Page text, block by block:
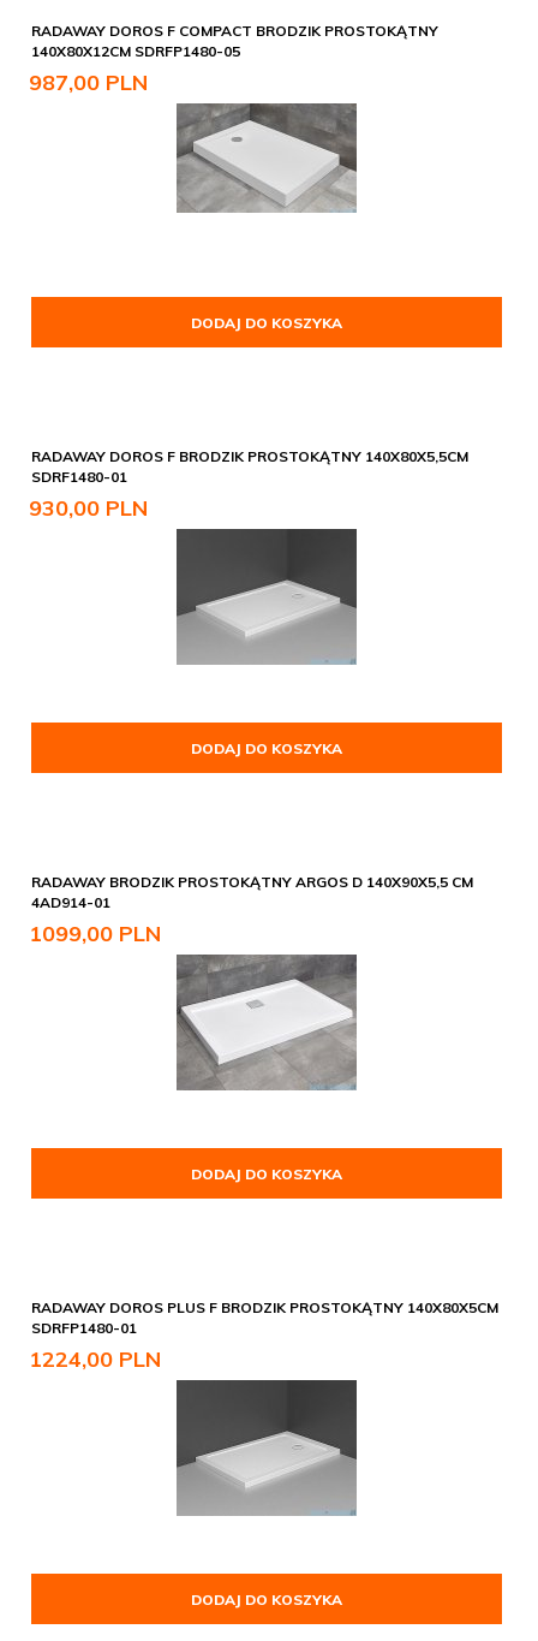
RADAWAY DOROS F COMPACT BRODZIK PROSTOKĄTNY
140X80X12CM SDRFP1480-05
987,00 PLN
DODAJ DO KOSZYKA
RADAWAY DOROS F BRODZIK PROSTOKĄTNY 140X80X5,5CM
SDRF1480-01
930,00 PLN
DODAJ DO KOSZYKA
RADAWAY BRODZIK PROSTOKĄTNY ARGOS D 140X90X5,5 CM
4AD914-01
1099,00 PLN
DODAJ DO KOSZYKA
RADAWAY DOROS PLUS F BRODZIK PROSTOKĄTNY 140X80X5CM
SDRFP1480-01
1224,00 PLN
DODAJ DO KOSZYKA